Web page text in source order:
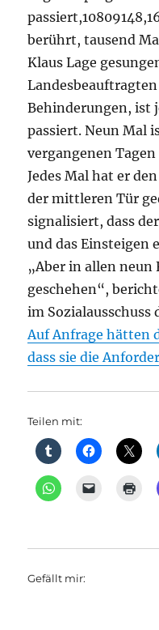
berührt, tausend
Klaus Lage
Behinderungen, ist
passiert. Neun Mal
vergangenen
Jedes Mal hat er
der mittleren Tür
signalisiert, dass
und das Einsteigen
„Aber in allen
geschehen“,
im Sozialausschuss
Auf Anfrage hätten
dass sie die
Teilen mit:
Gefällt mir: